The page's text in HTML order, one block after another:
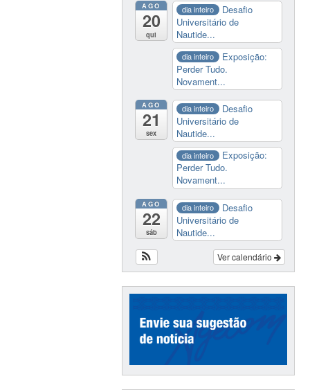
AGO
20
qui
dia inteiro
Desafio
Universitário de
Nautide...
dia inteiro
Exposição:
Perder Tudo.
Novament...
AGO
21
sex
dia inteiro
Desafio
Universitário de
Nautide...
dia inteiro
Exposição:
Perder Tudo.
Novament...
AGO
22
sáb
dia inteiro
Desafio
Universitário de
Nautide...
Ver calendário